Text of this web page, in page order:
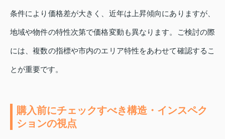
条件により価格差が大きく、近年は上昇傾向にありますが、
地域や物件の特性次第で価格変動も異なります。ご検討の際
には、複数の指標や市内のエリア特性をあわせて確認するこ
とが重要です。
購入前にチェックすべき構造・インスペク
ションの視点